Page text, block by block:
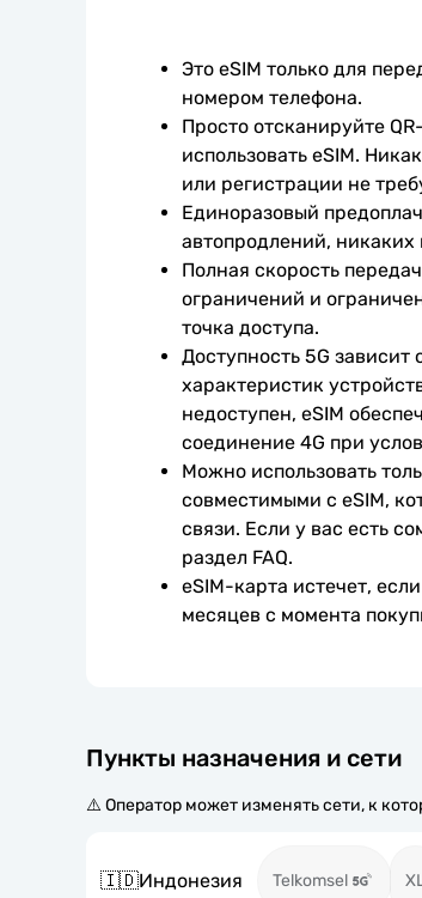
Это eSIM только для
номером телефона.
Просто отсканируйте
использовать eSIM.
или регистрации не
Единоразовый
автопродлений, никаких
Полная скорость
ограничений и
точка доступа.
Доступность 5G зависит
характеристик
недоступен, eSIM
соединение 4G при
Можно использовать
совместимыми с eSIM,
связи. Если у вас есть
раздел FAQ.
eSIM-карта истечет,
месяцев с момента
Пункты назначения и сети
⚠️ Оператор может изменять сети, к
🇮🇩Индонезия Telkomsel